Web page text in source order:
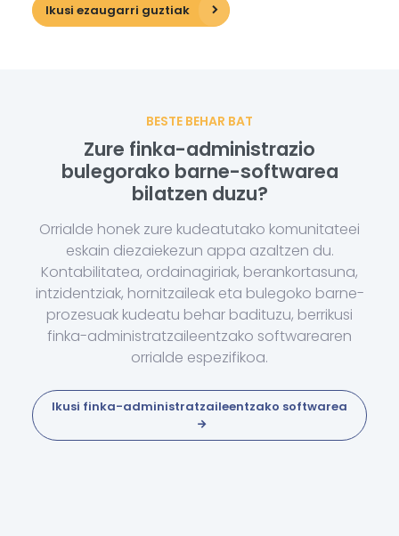
Ikusi ezaugarri guztiak
BESTE BEHAR BAT
Zure finka-administrazio
bulegorako barne-softwarea
bilatzen duzu?
Orrialde honek zure kudeatutako komunitateei
eskain diezaiekezun appa azaltzen du.
Kontabilitatea, ordainagiriak, berankortasuna,
intzidentziak, hornitzaileak eta bulegoko barne-
prozesuak kudeatu behar badituzu, berrikusi
finka-administratzaileentzako softwarearen
orrialde espezifikoa.
Ikusi finka-administratzaileentzako softwarea